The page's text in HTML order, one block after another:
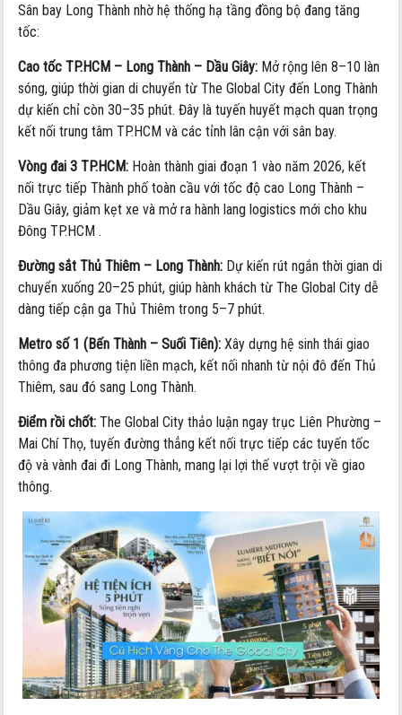
Sân bay Long Thành nhờ hệ thống hạ tầng đồng bộ đang tăng
tốc:
Cao tốc TP.HCM – Long Thành – Dầu Giây: Mở rộng lên 8–10 làn
sóng, giúp thời gian di chuyển từ The Global City đến Long Thành
dự kiến chỉ còn 30–35 phút. Đây là tuyến huyết mạch quan trọng
kết nối trung tâm TP.HCM và các tỉnh lân cận với sân bay.
Vòng đai 3 TP.HCM: Hoàn thành giai đoạn 1 vào năm 2026, kết
nối trực tiếp Thành phố toàn cầu với tốc độ cao Long Thành –
Dầu Giây, giảm kẹt xe và mở ra hành lang logistics mới cho khu
Đông TP.HCM .
Đường sắt Thủ Thiêm – Long Thành: Dự kiến rút ngắn thời gian di
chuyển xuống 20–25 phút, giúp hành khách từ The Global City dễ
dàng tiếp cận ga Thủ Thiêm trong 5–7 phút.
Metro số 1 (Bến Thành – Suối Tiên): Xây dựng hệ sinh thái giao
thông đa phương tiện liền mạch, kết nối nhanh từ nội đô đến Thủ
Thiêm, sau đó sang Long Thành.
Điểm rồi chốt: The Global City thảo luận ngay trục Liên Phường –
Mai Chí Thọ, tuyến đường thẳng kết nối trực tiếp các tuyến tốc
độ và vành đai đi Long Thành, mang lại lợi thế vượt trội về giao
thông.